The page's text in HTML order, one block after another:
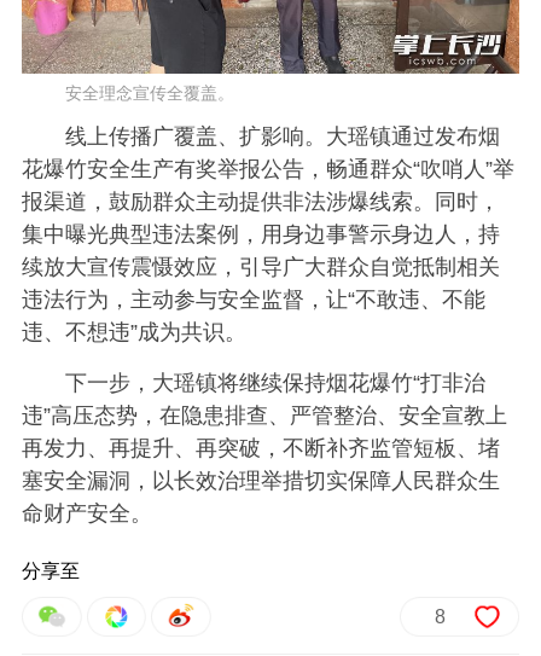
安全理念宣传全覆盖。
线上传播广覆盖、扩影响。大瑶镇通过发布烟
花爆竹安全生产有奖举报公告，畅通群众“吹哨人”举
报渠道，鼓励群众主动提供非法涉爆线索。同时，
集中曝光典型违法案例，用身边事警示身边人，持
续放大宣传震慑效应，引导广大群众自觉抵制相关
违法行为，主动参与安全监督，让“不敢违、不能
违、不想违”成为共识。
下一步，大瑶镇将继续保持烟花爆竹“打非治
违”高压态势，在隐患排查、严管整治、安全宣教上
再发力、再提升、再突破，不断补齐监管短板、堵
塞安全漏洞，以长效治理举措切实保障人民群众生
命财产安全。
分享至
8